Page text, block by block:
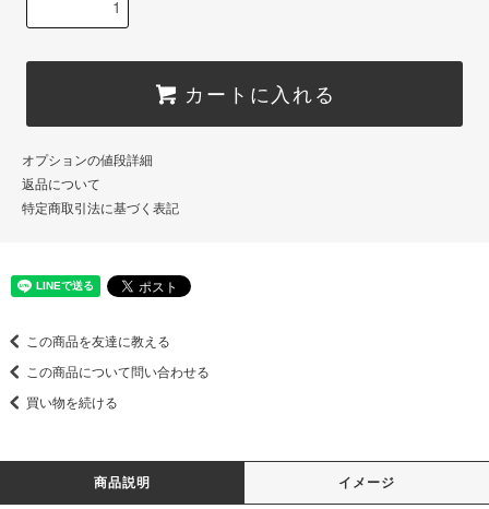
カートに入れる
オプションの値段詳細
返品について
特定商取引法に基づく表記
この商品を友達に教える
この商品について問い合わせる
買い物を続ける
商品説明 イメージ